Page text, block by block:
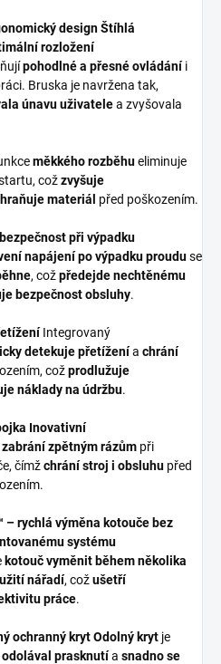
designŠtíhlá
rozložení
pohodlné a přesné ovládání i
Bruska je navržena tak,
únavu uživatelea zvyšovala
měkkého rozběhueliminuje
cožzvyšuje
materiál před poškozením.
při výpadku
napájení po výpadku prouduse
, cožpředejde nechtěnému
bezpečnost obsluhy.
Integrovaný
detekuje přetíženía chrání
cožprodlužuje
náklady na údržbu.
Inovativní
zabrání zpětným rázům při
čímžchrání stroj i obsluhu před
– rychlá výměna kotouče bez
systému
kotouč vyměnit během několika
nářadí, cožušetří
práce.
ochranný krytOdolný kryt je
odolával prasknutía snadno se